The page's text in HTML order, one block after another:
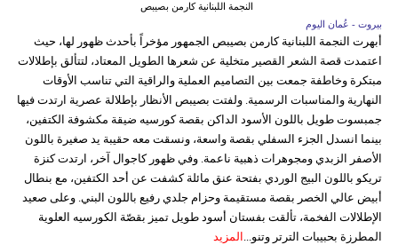
النجمة اللبنانية كارمن بصيبص
بيروت - عُمان اليوم
أبهرت النجمة اللبنانية كارمن بصيبص الجمهور مؤخراً بأحدث ظهور لها، حيث
اعتمدت قصة الشعر القصير متخلية عن شعرها الطويل المعتاد، لتتألق بإطلالات
مبتكرة وخاطفة جمعت بين التصاميم العملية والراقية التي تناسب الأوقات
النهارية والمناسبات الرسمية. ولفتت بصيبص الأنظار بإطلالة عصرية ارتدت فيها
جمبسوت طويل باللون الأسود الداكن بقصة كورسيه ضيقة مكشوفة الكتفين،
بينما انسدل الجزء السفلي بقصة واسعة، ونسقت معه حقيبة يد صغيرة باللون
الأصفر الزبدي ومجوهرات ذهبية ناعمة. وفي ظهور كاجوال آخر، ارتدت كنزة
تريكو باللون البيج الوردي بفتحة عنق مائلة كشفت عن أحد الكتفين، مع بنطال
أبيض عالي الخصر بقصة مستقيمة وحزام جلدي رفيع باللون البني. وعلى صعيد
الإطلالات الفخمة، تألقت بفستان أسود طويل تميز بقصّة الكورسيه العلوية
المطرزة بحبيبات الترتر وتنو... المزيد